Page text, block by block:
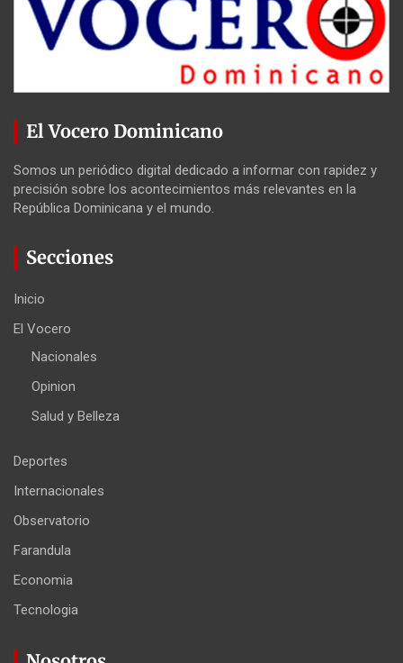
El Vocero Dominicano
Somos un periódico digital dedicado a informar con rapidez y
precisión sobre los acontecimientos más relevantes en la
República Dominicana y el mundo.
Secciones
Inicio
El Vocero
Nacionales
Opinion
Salud y Belleza
Deportes
Internacionales
Observatorio
Farandula
Economia
Tecnologia